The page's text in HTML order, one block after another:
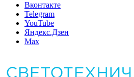
Вконтакте
Telegram
YouTube
Яндекс.Дзен
Max